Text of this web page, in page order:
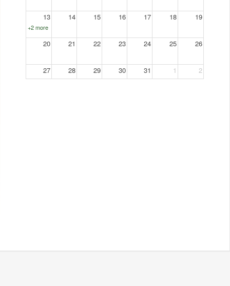
13 14 15 16 17 18 19
+2 more
20 21 22 23 24 25 26
27 28 29 30 31 1 2
+2 more